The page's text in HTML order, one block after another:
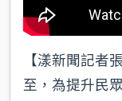
【漾新聞記者
至，為提升民